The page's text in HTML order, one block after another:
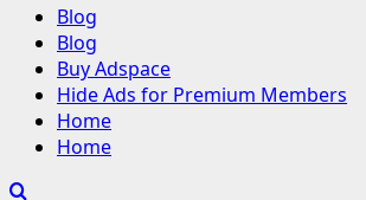
Primary
Menu
Blog
Blog
Buy Adspace
Hide Ads for Premium Members
Home
Home